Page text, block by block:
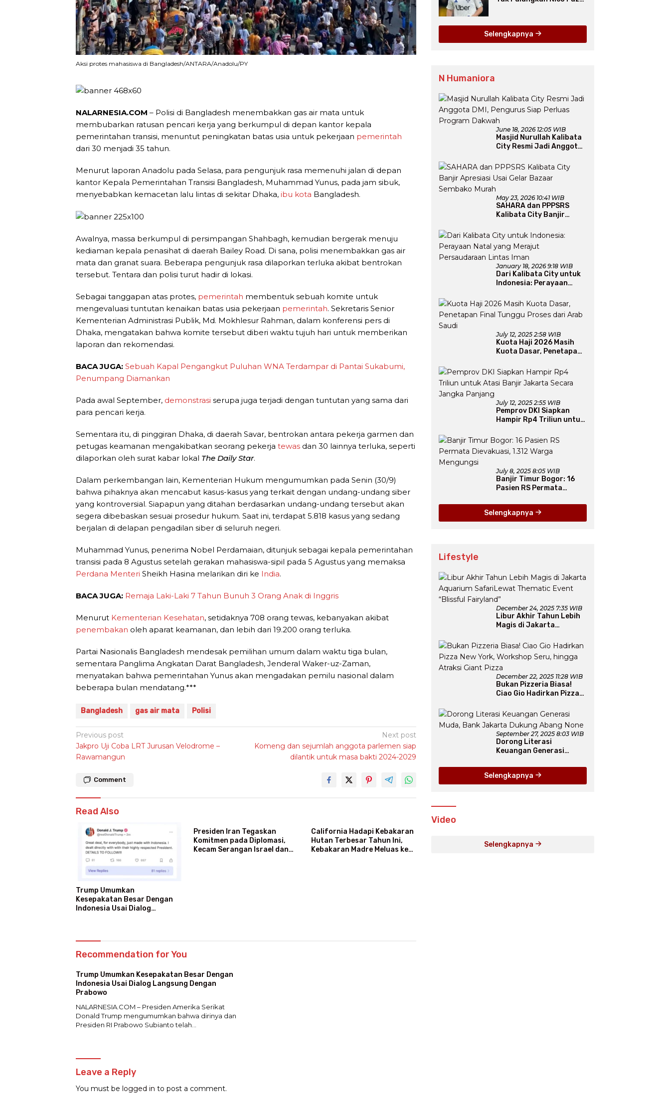
Aksi protes mahasiswa di Bangladesh/ANTARA/Anadolu/PY
NALARNESIA.COM – Polisi di Bangladesh menembakkan gas air mata untuk
membubarkan ratusan pencari kerja yang berkumpul di depan kantor kepala
pemerintahan transisi, menuntut peningkatan batas usia untuk pekerjaan pemerintah
dari 30 menjadi 35 tahun.
Menurut laporan Anadolu pada Selasa, para pengunjuk rasa memenuhi jalan di depan
kantor Kepala Pemerintahan Transisi Bangladesh, Muhammad Yunus, pada jam sibuk,
menyebabkan kemacetan lalu lintas di sekitar Dhaka, ibu kota Bangladesh.
Awalnya, massa berkumpul di persimpangan Shahbagh, kemudian bergerak menuju
kediaman kepala penasihat di daerah Bailey Road. Di sana, polisi menembakkan gas air
mata dan granat suara. Beberapa pengunjuk rasa dilaporkan terluka akibat bentrokan
tersebut. Tentara dan polisi turut hadir di lokasi.
Sebagai tanggapan atas protes, pemerintah membentuk sebuah komite untuk
mengevaluasi tuntutan kenaikan batas usia pekerjaan pemerintah. Sekretaris Senior
Kementerian Administrasi Publik, Md. Mokhlesur Rahman, dalam konferensi pers di
Dhaka, mengatakan bahwa komite tersebut diberi waktu tujuh hari untuk memberikan
laporan dan rekomendasi.
BACA JUGA: Sebuah Kapal Pengangkut Puluhan WNA Terdampar di Pantai Sukabumi,
Penumpang Diamankan
Pada awal September, demonstrasi serupa juga terjadi dengan tuntutan yang sama dari
para pencari kerja.
Sementara itu, di pinggiran Dhaka, di daerah Savar, bentrokan antara pekerja garmen dan
petugas keamanan mengakibatkan seorang pekerja tewas dan 30 lainnya terluka, seperti
dilaporkan oleh surat kabar lokal The Daily Star.
Dalam perkembangan lain, Kementerian Hukum mengumumkan pada Senin (30/9)
bahwa pihaknya akan mencabut kasus-kasus yang terkait dengan undang-undang siber
yang kontroversial. Siapapun yang ditahan berdasarkan undang-undang tersebut akan
segera dibebaskan sesuai prosedur hukum. Saat ini, terdapat 5.818 kasus yang sedang
berjalan di delapan pengadilan siber di seluruh negeri.
Muhammad Yunus, penerima Nobel Perdamaian, ditunjuk sebagai kepala pemerintahan
transisi pada 8 Agustus setelah gerakan mahasiswa-sipil pada 5 Agustus yang memaksa
Perdana Menteri Sheikh Hasina melarikan diri ke India.
BACA JUGA: Remaja Laki-Laki 7 Tahun Bunuh 3 Orang Anak di Inggris
Menurut Kementerian Kesehatan, setidaknya 708 orang tewas, kebanyakan akibat
penembakan oleh aparat keamanan, dan lebih dari 19.200 orang terluka.
Partai Nasionalis Bangladesh mendesak pemilihan umum dalam waktu tiga bulan,
sementara Panglima Angkatan Darat Bangladesh, Jenderal Waker-uz-Zaman,
menyatakan bahwa pemerintahan Yunus akan mengadakan pemilu nasional dalam
beberapa bulan mendatang.***
Bangladesh gas air mata Polisi
Post
navigation
Previous post
Jakpro Uji Coba LRT Jurusan Velodrome –
Rawamangun
Next post
Komeng dan sejumlah anggota parlemen siap
dilantik untuk masa bakti 2024-2029
Comment
Read Also
Trump Umumkan
Kesepakatan Besar Dengan
Indonesia Usai Dialog
Presiden Iran Tegaskan
Komitmen pada Diplomasi,
Kecam Serangan Israel dan
California Hadapi Kebakaran
Hutan Terbesar Tahun Ini,
Kebakaran Madre Meluas ke
Recommendation for You
Trump Umumkan Kesepakatan Besar Dengan
Indonesia Usai Dialog Langsung Dengan
Prabowo
NALARNESIA.COM – Presiden Amerika Serikat
Donald Trump mengumumkan bahwa dirinya dan
Presiden RI Prabowo Subianto telah…
Leave a Reply
You must be logged in to post a comment.
Selengkapnya
N Humaniora
June 18, 2026 12:05 WIB
Masjid Nurullah Kalibata
City Resmi Jadi Anggota
Perluas Program Dakwah
May 23, 2026 10:41 WIB
SAHARA dan PPPSRS
Kalibata City Banjir
Bazaar Sembako Murah
January 18, 2026 9:18 WIB
Dari Kalibata City untuk
Indonesia: Perayaan
Persaudaraan Lintas
Iman
July 12, 2025 2:58 WIB
Kuota Haji 2026 Masih
Kuota Dasar, Penetapan
Arab Saudi
July 12, 2025 2:55 WIB
Pemprov DKI Siapkan
Hampir Rp4 Triliun untuk
Secara Jangka Panjang
July 8, 2025 8:05 WIB
Banjir Timur Bogor: 16
Pasien RS Permata
Mengungsi
Selengkapnya
Lifestyle
December 24, 2025 7:35 WIB
Libur Akhir Tahun Lebih
Magis di Jakarta
Thematic Event “Blissful
Fairyland”
December 22, 2025 11:28 WIB
Bukan Pizzeria Biasa!
Ciao Gio Hadirkan Pizza
Seru, hingga Atraksi
Giant Pizza
September 27, 2025 8:03 WIB
Dorong Literasi
Keuangan Generasi
Dukung Abang None
Selengkapnya
Video
Selengkapnya